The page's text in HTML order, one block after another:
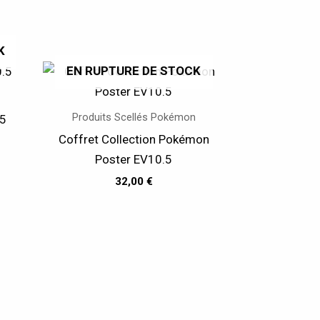
EN RUPTURE DE STOCK
Produits Scellés Pokémon
Coffret Collection Pokémon
Poster EV10.5
32,00 €